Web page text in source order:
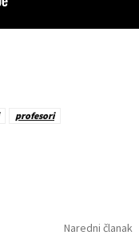
profesori
Naredni članak